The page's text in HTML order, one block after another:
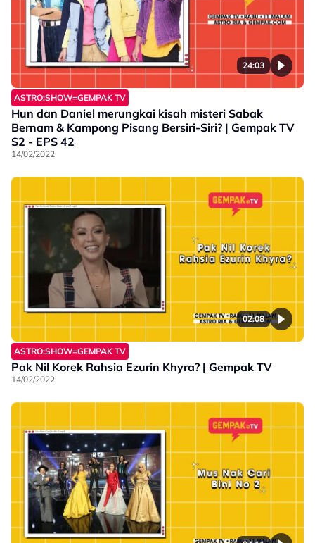
24:03
ASTRO:SHOW=GEMPAK TV
Hun dan Daniel merungkai kisah misteri Sabak
Bernam & Kampong Pisang Bersiri-Siri? | Gempak TV
S2 - EPS 42
14/02/2022
02:08
ASTRO:SHOW=GEMPAK TV
Pak Nil Korek Rahsia Ezurin Khyra? | Gempak TV
14/02/2022